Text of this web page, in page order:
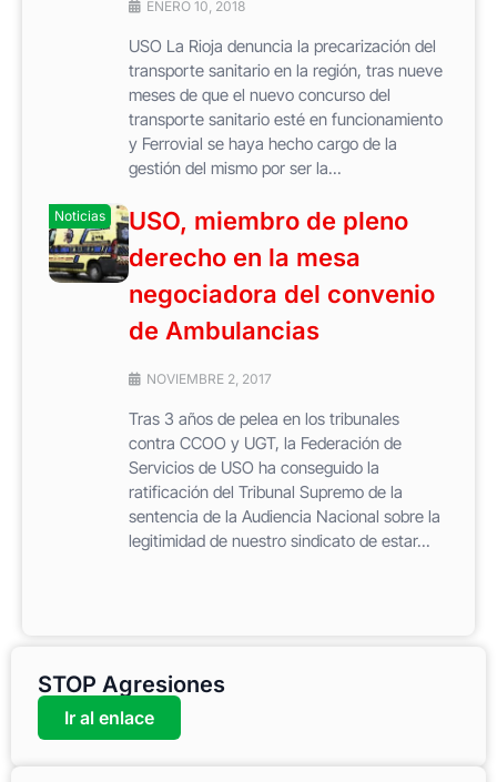
ENERO 10, 2018
USO La Rioja denuncia la precarización del
transporte sanitario en la región, tras nueve
meses de que el nuevo concurso del
transporte sanitario esté en funcionamiento
y Ferrovial se haya hecho cargo de la
gestión del mismo por ser la...
Noticias
USO, miembro de pleno
derecho en la mesa
negociadora del convenio
de Ambulancias
NOVIEMBRE 2, 2017
Tras 3 años de pelea en los tribunales
contra CCOO y UGT, la Federación de
Servicios de USO ha conseguido la
ratificación del Tribunal Supremo de la
sentencia de la Audiencia Nacional sobre la
legitimidad de nuestro sindicato de estar...
STOP Agresiones
Ir al enlace